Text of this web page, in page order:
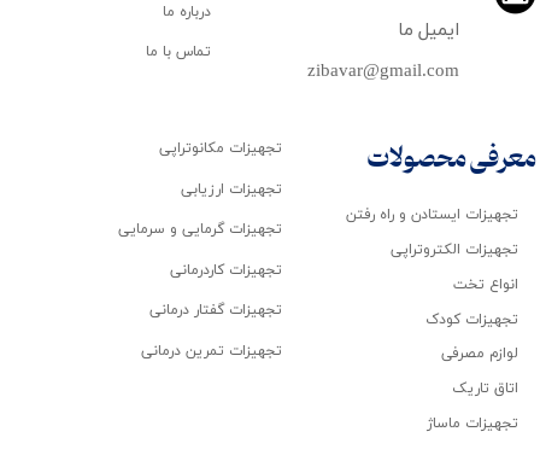
zibavar@gmail.com
ایمیل ما
تجهیزات ایستادن و راه رفتن
تجهیزات الکتروتراپی
انواع تخت
تجهیزات کودک
لوازم مصرفی
اتاق تاریک
تجهیزات ماساژ
درباره ما
تماس با ما
تجهیزات مکانوتراپی
تجهیزات ارزیابی
تجهیزات گرمایی و سرمایی
تجهیزات کاردرمانی
تجهیزات گفتار درمانی
تجهیزات تمرین درمانی
معرفی محصولات